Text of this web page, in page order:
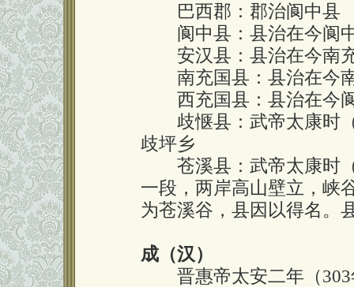
巴西郡：郡治阆中县
阆中县：县治在今阆
安汉县：县治在今南充
南充国县：县治在今
西充国县：县治在今
歧惬县：武帝太康时（
歧坪乡
苍溪县：武帝太康时（
一段，两岸高山壁立，峡
为苍溪谷，县因以得名。
成（汉）
晋惠帝太安二年（303